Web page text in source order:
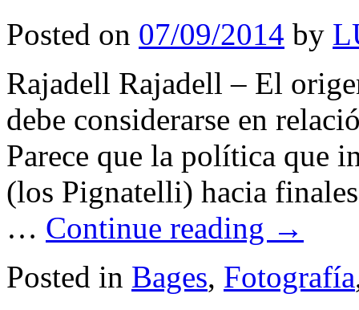
Posted on 07/09/2014 by
Rajadell Rajadell – El
debe considerarse en
Parece que la política que
(los Pignatelli) hacia
… Continue reading →
Posted in Bages, Fotografía